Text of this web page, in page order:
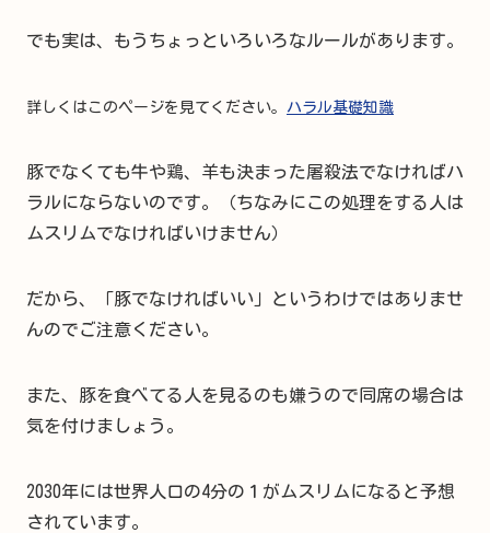
でも実は、もうちょっといろいろなルールがあります。
詳しくはこのページを見てください。 ハラル基礎知識
豚でなくても牛や鶏、羊も決まった屠殺法でなければハ
ラルにならないのです。（ちなみにこの処理をする人は
ムスリムでなければいけません）
だから、「豚でなければいい」というわけではありませ
んのでご注意ください。
また、豚を食べてる人を見るのも嫌うので同席の場合は
気を付けましょう。
2030年には世界人口の4分の１がムスリムになると予想
されています。